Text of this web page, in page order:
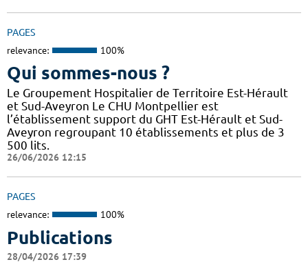
PAGES
relevance: 100%
Qui sommes-nous ?
Le Groupement Hospitalier de Territoire Est-Hérault
et Sud-Aveyron Le CHU Montpellier est
l’établissement support du GHT Est-Hérault et Sud-
Aveyron regroupant 10 établissements et plus de 3
500 lits.
26/06/2026 12:15
PAGES
relevance: 100%
Publications
28/04/2026 17:39